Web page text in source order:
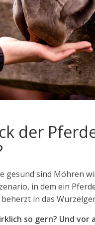
der
gesund sind Möhren
in dem ein
in das
so gern? Und vor